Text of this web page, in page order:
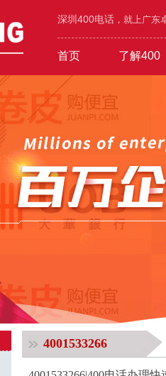
深圳400电话 ，就上广
首页 了解400
400价值600元年套餐
能源 机械/设备/五金
4001533266